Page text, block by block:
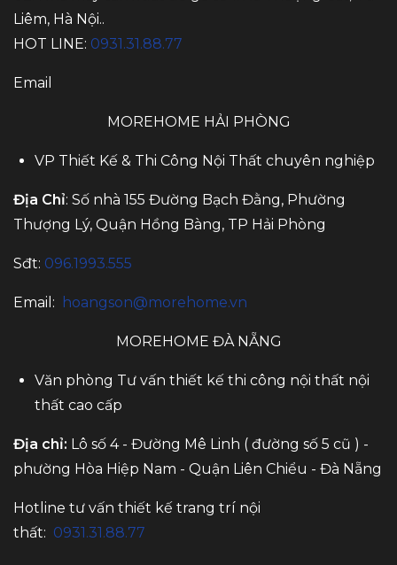
Liêm, Hà Nội..
HOT LINE: 0931.31.88.77
Email
MOREHOME HẢI PHÒNG
VP Thiết Kế & Thi Công Nội Thất chuyên nghiệp
Địa Chỉ: Số nhà 155 Đường Bạch Đằng, Phường
Thượng Lý, Quận Hồng Bàng, TP Hải Phòng
Sđt: 096.1993.555
Email: hoangson@morehome.vn
MOREHOME ĐÀ NẴNG
Văn phòng Tư vấn thiết kế thi công nội thất nội
thất cao cấp
Địa chỉ: Lô số 4 - Đường Mê Linh ( đường số 5 cũ ) -
phường Hòa Hiệp Nam - Quận Liên Chiểu - Đà Nẵng
Hotline tư vấn thiết kế trang trí nội
thất: 0931.31.88.77